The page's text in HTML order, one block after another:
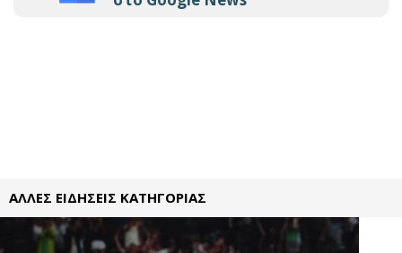
ΑΛΛΕΣ ΕΙΔΗΣΕΙΣ ΚΑΤΗΓΟΡΙΑΣ